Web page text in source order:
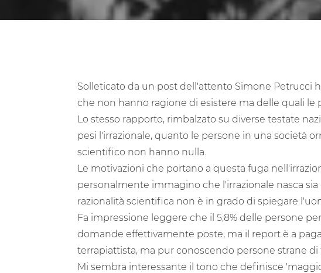
Solleticato da un post dell'attento Simone Petrucci
che non hanno ragione di esistere ma delle quali le
Lo stesso rapporto, rimbalzato su diverse testate
pesi l'irrazionale, quanto le persone in una società
scientifico non hanno nulla.
Le motivazioni che portano a questa fuga
personalmente immagino che l'irrazionale nasca
razionalità scientifica non è in grado di spiegare
Fa impressione leggere che il 5,8% delle persone
domande effettivamente poste, ma il report è a
terrapiattista, ma pur conoscendo persone strane
Mi sembra interessante il tono che definisce